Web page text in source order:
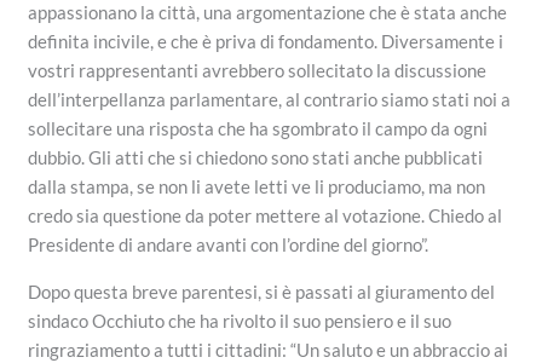
appassionano la città, una argomentazione che è stata anche
definita incivile, e che è priva di fondamento. Diversamente i
vostri rappresentanti avrebbero sollecitato la discussione
dell’interpellanza parlamentare, al contrario siamo stati noi a
sollecitare una risposta che ha sgombrato il campo da ogni
dubbio. Gli atti che si chiedono sono stati anche pubblicati
dalla stampa, se non li avete letti ve li produciamo, ma non
credo sia questione da poter mettere al votazione. Chiedo al
Presidente di andare avanti con l’ordine del giorno”.
Dopo questa breve parentesi, si è passati al giuramento del
sindaco Occhiuto che ha rivolto il suo pensiero e il suo
ringraziamento a tutti i cittadini: “Un saluto e un abbraccio ai